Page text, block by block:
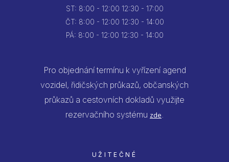
ST: 8:00 - 12:00 12:30 - 17:00
ČT: 8:00 - 12:00 12:30 - 14:00
PÁ: 8:00 - 12:00 12:30 - 14:00
Pro objednání termínu k vyřízení agend
vozidel, řidičských průkazů, občanských
průkazů a cestovních dokladů využijte
rezervačního systému zde.
UŽITEČNÉ